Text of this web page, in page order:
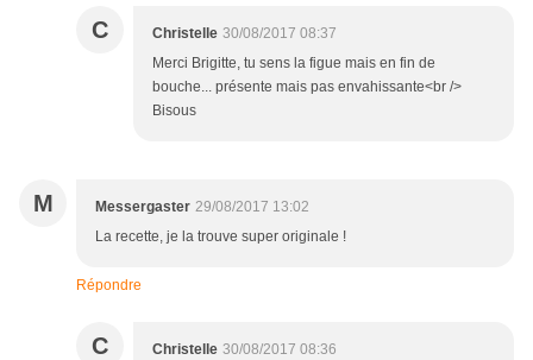
C Christelle 30/08/2017 08:37
Merci Brigitte, tu sens la figue mais en fin de
bouche... présente mais pas envahissante<br />
Bisous
M Messergaster 29/08/2017 13:02
La recette, je la trouve super originale !
Répondre
C Christelle 30/08/2017 08:36